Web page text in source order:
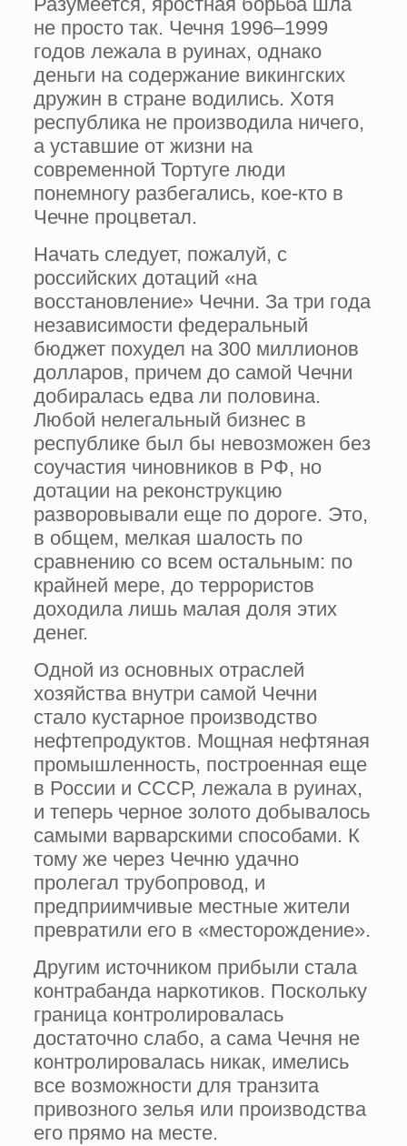
не просто так. Чечня 1996–1999
годов лежала в руинах, однако
деньги на содержание викингских
дружин в стране водились. Хотя
республика не производила ничего,
а уставшие от жизни на
современной Тортуге люди
понемногу разбегались, кое-кто в
Чечне процветал.
Начать следует, пожалуй, с
российских дотаций «на
восстановление» Чечни. За три года
независимости федеральный
бюджет похудел на 300 миллионов
долларов, причем до самой Чечни
добиралась едва ли половина.
Любой нелегальный бизнес в
республике был бы невозможен без
соучастия чиновников в РФ, но
дотации на реконструкцию
разворовывали еще по дороге. Это,
в общем, мелкая шалость по
сравнению со всем остальным: по
крайней мере, до террористов
доходила лишь малая доля этих
денег.
Одной из основных отраслей
хозяйства внутри самой Чечни
стало кустарное производство
нефтепродуктов. Мощная нефтяная
промышленность, построенная еще
в России и СССР, лежала в руинах,
и теперь черное золото добывалось
самыми варварскими способами. К
тому же через Чечню удачно
пролегал трубопровод, и
предприимчивые местные жители
превратили его в «месторождение».
Другим источником прибыли стала
контрабанда наркотиков. Поскольку
граница контролировалась
достаточно слабо, а сама Чечня не
контролировалась никак, имелись
все возможности для транзита
привозного зелья или производства
его прямо на месте.